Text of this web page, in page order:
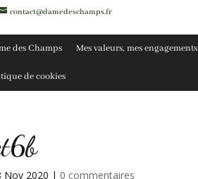
contact@damedeschamps.fr
des Champs Mes valeurs, mes engagements
de cookies
Nov 2020 | 0 commentaires